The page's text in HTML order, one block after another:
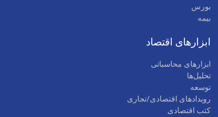
بورس
بیمه
ابزارهای اقتصاد
ابزارهای محاسباتی
تحلیل‌ها
توسعه
رویدادهای اقتصادی/تجاری
کتب اقتصادی